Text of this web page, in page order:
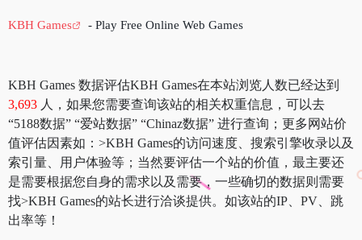
KBH Games - Play Free Online Web Games
KBH Games 数据评估KBH Games在本站浏览人数已经达到
3,693 人，如果您需要查询该站的相关权重信息，可以去
“5188数据” “爱站数据” “Chinaz数据” 进行查询；更多网站价
值评估因素如：>KBH Games的访问速度、搜索引擎收录以及
索引量、用户体验等；当然要评估一个站的价值，最主要还
是需要根据您自身的需求以及需要，一些确切的数据则需要
找>KBH Games的站长进行洽谈提供。如该站的IP、PV、跳
出率等！